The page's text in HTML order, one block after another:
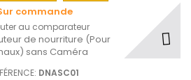
commande
au comparateur
DNASC01